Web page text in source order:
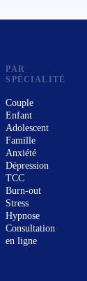
PAR
SPÉCIALITÉ
Couple
Enfant
Adolescent
Famille
Anxiété
Dépression
TCC
Burn-out
Stress
Hypnose
Consultation
en ligne